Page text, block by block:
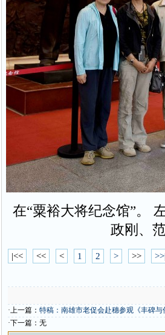
在“粟裕大将纪念馆”。
政刚、
|<< << < 1 2 > >> >>|
·上一篇： 特稿：南雄市老促会赴穗参观《丰碑
·下一篇：无